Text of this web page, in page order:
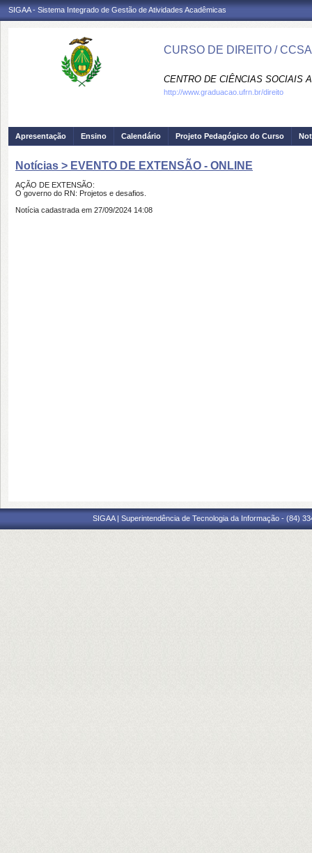
SIGAA - Sistema Integrado de Gestão de Atividades Acadêmicas
CURSO DE DIREITO / CCSA
CENTRO DE CIÊNCIAS SOCIAIS
http://www.graduacao.ufrn.br/direito
Apresentação Ensino Calendário Projeto Pedagógico do Curso
Notícias > EVENTO DE EXTENSÃO - ONLINE
AÇÃO DE EXTENSÃO:
O governo do RN: Projetos e desafios.
Notícia cadastrada em 27/09/2024 14:08
SIGAA | Superintendência de Tecnologia da Informação - (84)